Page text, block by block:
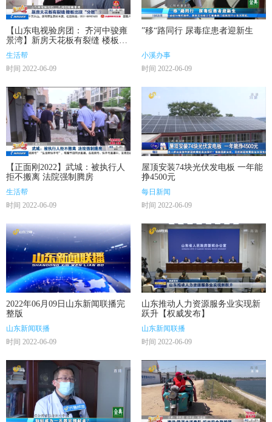
【山东电视验房团： 齐河中骏雍
景湾】新房天花板有裂缝 楼板出
现“分层”？
生活帮
时间 2022-06-09
”移“路同行 尿毒症患者迎新生
小溪办事
时间 2022-06-09
【正面刚2022】武城：被执行人
拒不搬离 法院强制腾房
生活帮
时间 2022-06-09
屋顶安装74块光伏发电板 一年能
挣4500元
每日新闻
时间 2022-06-09
2022年06月09日山东新闻联播完
整版
山东新闻联播
时间 2022-06-09
山东推动人力资源服务业实现新
跃升【权威发布】
山东新闻联播
时间 2022-06-09